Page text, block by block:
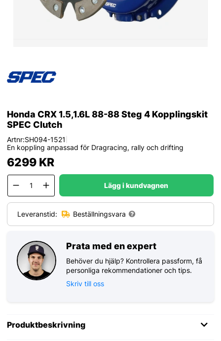
Honda CRX 1.5,1.6L 88-88 Steg 4 Kopplingskit
SPEC Clutch
Artnr:SH094-1521
En koppling anpassad för Dragracing, rally och drifting
6299KR
Lägg i kundvagnen
Leveranstid: Beställningsvara
Prata med en expert
Behöver du hjälp? Kontrollera passform, få
personliga rekommendationer och tips.
Skriv till oss
Produktbeskrivning